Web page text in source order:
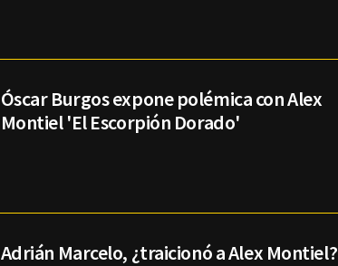
Óscar Burgos expone polémica con Alex
Montiel 'El Escorpión Dorado'
Adrián Marcelo, ¿traicionó a Alex Montiel?